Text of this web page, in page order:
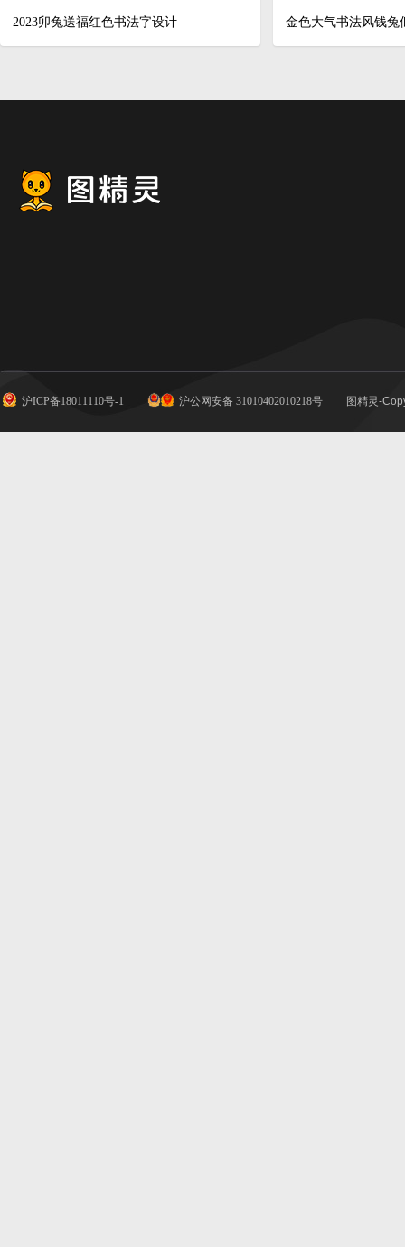
2023卯兔送福红色书法字设计 金色大气书法风钱兔
沪ICP备18011110号-1 沪公网安备 31010402010218号 图精灵-